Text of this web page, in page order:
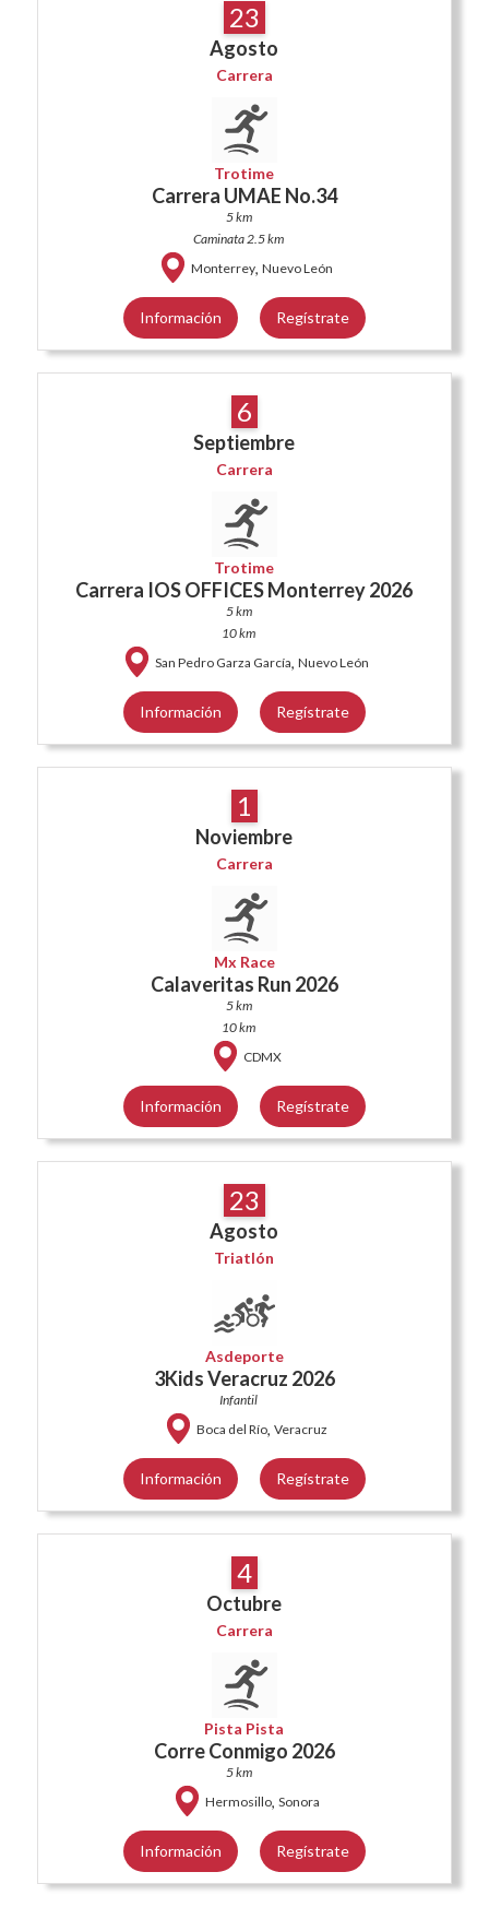
23
Agosto
Carrera
Trotime
Carrera UMAE No.34
5 km
Caminata 2.5 km
Monterrey, Nuevo León
Información Regístrate
6
Septiembre
Carrera
Trotime
Carrera IOS OFFICES Monterrey 2026
5 km
10 km
San Pedro Garza García, Nuevo León
Información Regístrate
1
Noviembre
Carrera
Mx Race
Calaveritas Run 2026
5 km
10 km
CDMX
Información Regístrate
23
Agosto
Triatlón
Asdeporte
3Kids Veracruz 2026
Infantil
Boca del Río, Veracruz
Información Regístrate
4
Octubre
Carrera
Pista Pista
Corre Conmigo 2026
5 km
Hermosillo, Sonora
Información Regístrate